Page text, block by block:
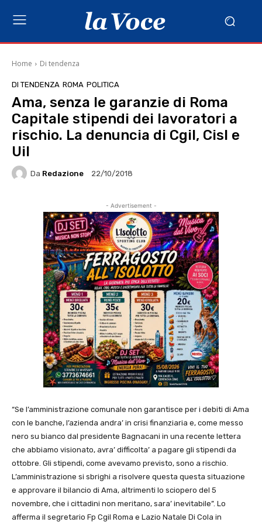
Home Di tendenza
DI TENDENZA ROMA POLITICA
Ama, senza le garanzie di Roma
Capitale stipendi dei lavoratori a
rischio. La denuncia di Cgil, Cisl e
Uil
Da Redazione 22/10/2018
- Advertisement -
“Se l’amministrazione comunale non garantisce per i debiti di Ama
con le banche, l’azienda andra’ in crisi finanziaria e, come messo
nero su bianco dal presidente Bagnacani in una recente lettera
che abbiamo visionato, avra’ difficolta’ a pagare gli stipendi da
ottobre. Gli stipendi, come avevamo previsto, sono a rischio.
L’amministrazione si sbrighi a risolvere questa questa situazione
e approvare il bilancio di Ama, altrimenti lo sciopero del 5
novembre, che i cittadini non meritano, sara’ inevitabile”. Lo
afferma il segretario Fp Cgil Roma e Lazio Natale Di Cola in